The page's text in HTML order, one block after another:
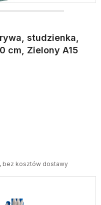
studzienka,
cm, Zielony A15
bez kosztów dostawy